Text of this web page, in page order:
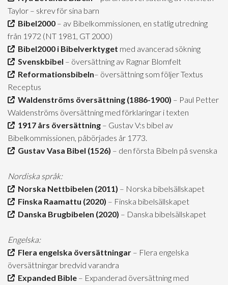
Taylor – skrev för sina barn
Bibel2000 – av Bibelkommissionen, en statlig utredning
från 1972 (NT 1981, GT 2000)
Bibel2000 i Bibelverktyget med avancerad sökning
Svenskbibel – översättning av Ragnar Blomfelt
Reformationsbibeln– översättning som följer Textus
Receptus
Waldenströms översättning (1886-1900) – Paul Petter
Waldenströms översättning med förklaringar i texten
1917 års översättning – Gustav V:s bibel av
Bibelkommissionen, påbörjades år 1773.
Gustav Vasa Bibel (1526) – den första Bibeln på svenska
Nordiska språk:
Norska Nettbibelen (2011) – Norska bibelsällskapet
Finska Raamattu (2020) – Finska bibelsällskapet
Danska Brugbibelen (2020) – Danska bibelsällskapet
Engelska:
Flera engelska översättningar – Flera engelska
översättningar bredvid varandra
Expanded Bible – Expanderad översättning med